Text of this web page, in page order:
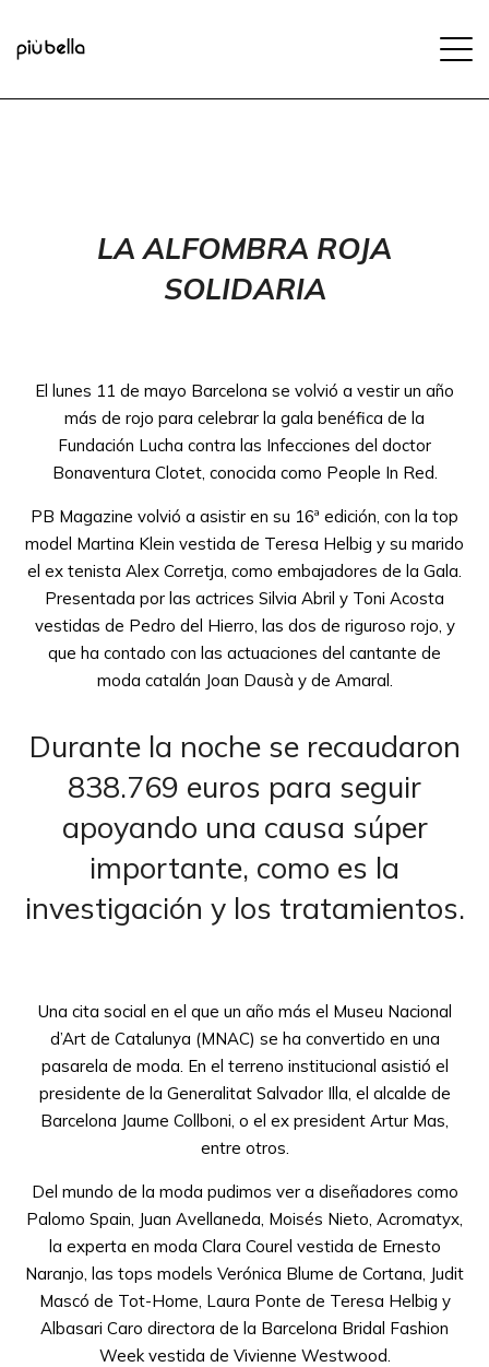
LA ALFOMBRA ROJA
SOLIDARIA
El lunes 11 de mayo Barcelona se volvió a vestir un año
más de rojo para celebrar la gala benéfica de la
Fundación Lucha contra las Infecciones del doctor
Bonaventura Clotet, conocida como People In Red.
PB Magazine volvió a asistir en su 16ª edición, con la top
model Martina Klein vestida de Teresa Helbig y su marido
el ex tenista Alex Corretja, como embajadores de la Gala.
Presentada por las actrices Silvia Abril y Toni Acosta
vestidas de Pedro del Hierro, las dos de riguroso rojo, y
que ha contado con las actuaciones del cantante de
moda catalán Joan Dausà y de Amaral.
Durante la noche se recaudaron
838.769 euros para seguir
apoyando una causa súper
importante, como es la
investigación y los tratamientos.
Una cita social en el que un año más el Museu Nacional
d’Art de Catalunya (MNAC) se ha convertido en una
pasarela de moda. En el terreno institucional asistió el
presidente de la Generalitat Salvador Illa, el alcalde de
Barcelona Jaume Collboni, o el ex president Artur Mas,
entre otros.
Del mundo de la moda pudimos ver a diseñadores como
Palomo Spain, Juan Avellaneda, Moisés Nieto, Acromatyx,
la experta en moda Clara Courel vestida de Ernesto
Naranjo, las tops models Verónica Blume de Cortana, Judit
Mascó de Tot-Home, Laura Ponte de Teresa Helbig y
Albasari Caro directora de la Barcelona Bridal Fashion
Week vestida de Vivienne Westwood.